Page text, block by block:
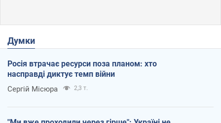
Думки
Росія втрачає ресурси поза планом: хто
насправді диктує темп війни
Сергій Місюра 2,3 т.